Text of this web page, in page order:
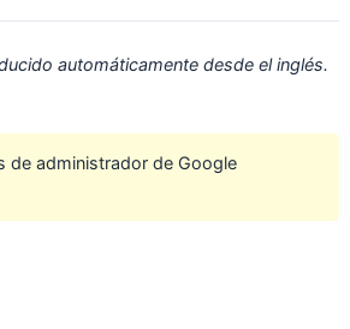
de administrador de Google